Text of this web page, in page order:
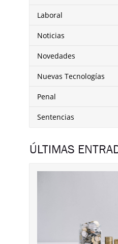
Laboral
Noticias
Novedades
Nuevas Tecnologías
Penal
Sentencias
ÚLTIMAS